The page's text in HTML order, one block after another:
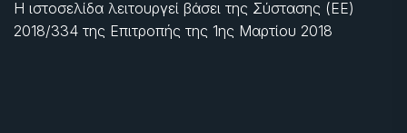
Η ιστοσελίδα λειτουργεί βάσει της Σύστασης (ΕΕ)
2018/334 της Επιτροπής της 1ης Μαρτίου 2018